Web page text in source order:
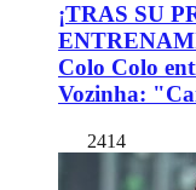
¡TRAS SU
Colo Colo
Vozinha:
2414